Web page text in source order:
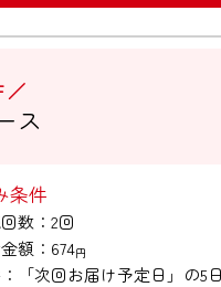
／
ス
条件
数：2回
額： 674円
「次回お届け予定日」の5日